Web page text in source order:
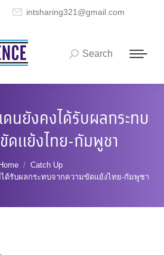
intsharing321@gmail.com
Search:
Search
นยังคงได้รับผลกระทบ
ดแย้งไทย-กัมพูชา
Home
Catch Up
ด้รับผลกระทบจากความขัดแย้งไทย-กัมพูชา